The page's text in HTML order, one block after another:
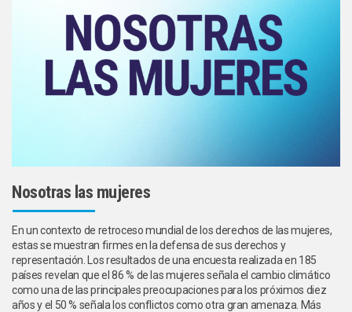
Nosotras las mujeres
En un contexto de retroceso mundial de los derechos de las mujeres,
estas se muestran firmes en la defensa de sus derechos y
representación. Los resultados de una encuesta realizada en 185
países revelan que el 86 % de las mujeres señala el cambio climático
como una de las principales preocupaciones para los próximos diez
años y el 50 % señala los conflictos como otra gran amenaza. Más